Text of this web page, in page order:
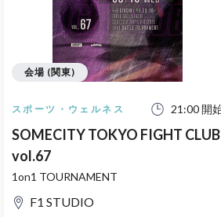
スポーツ・ウェルネス 21:00 開
SOMECITY TOKYO FIGHT CLUB
vol.67
1on1 TOURNAMENT
F1 STUDIO
会場 (関東)